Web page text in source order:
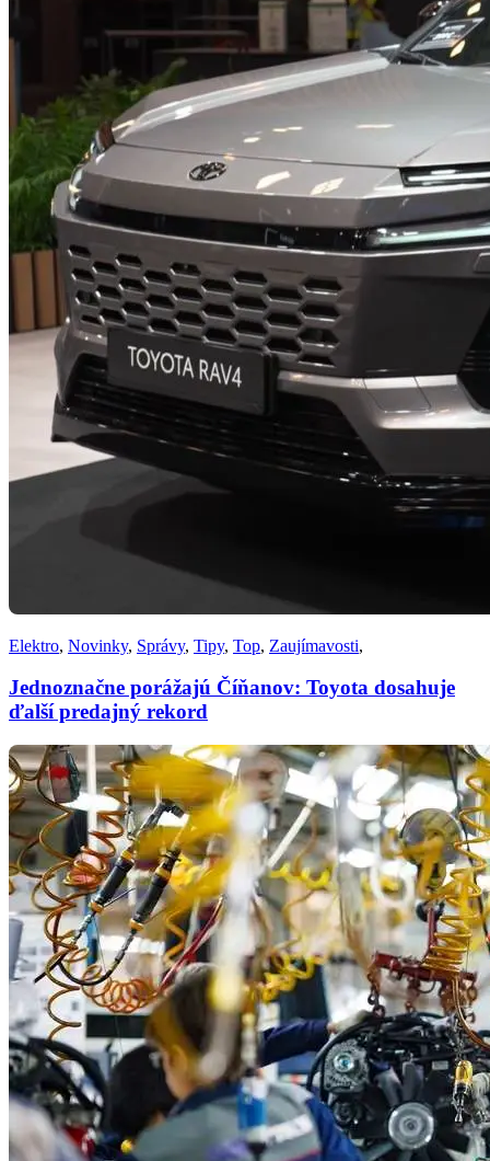
Elektro, Novinky, Správy, Tipy, Top, Zaujímavosti,
Jednoznačne porážajú Číňanov: Toyota dosahuje
ďalší predajný rekord